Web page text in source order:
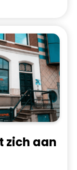
zich aan